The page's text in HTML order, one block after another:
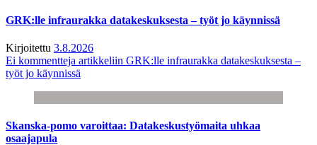
GRK:lle infraurakka datakeskuksesta – työt jo käynnissä
Kirjoitettu 3.8.2026
Ei kommentteja artikkeliin GRK:lle infraurakka datakeskuksesta –
työt jo käynnissä
Skanska-pomo varoittaa: Datakeskustyömaita uhkaa
osaajapula